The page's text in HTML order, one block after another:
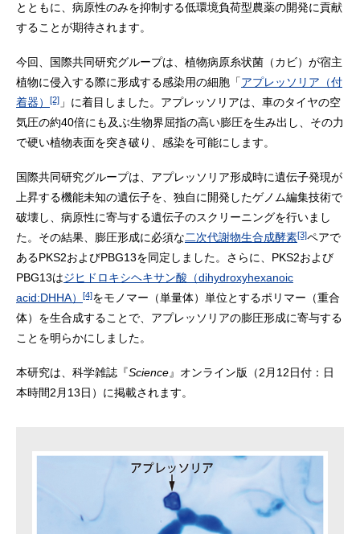
とともに、病原性のみを抑制する低環境負荷型農薬の開発に貢献
することが期待されます。
今回、国際共同研究グループは、植物病原糸状菌（カビ）が宿主
植物に侵入する際に形成する感染用の細胞「アプレッソリア（付
着器）
[2] 」に着目しました。アプレッソリアは、車のタイヤの空
気圧の約40倍にも及ぶ生物界屈指の高い膨圧を生み出し、その力
で硬い植物表面を突き破り、感染を可能にします。
国際共同研究グループは、アプレッソリア形成時に遺伝子発現が
上昇する機能未知の遺伝子を、独自に開発したゲノム編集技術で
破壊し、病原性に寄与する遺伝子のスクリーニングを行いまし
た。その結果、膨圧形成に必須な二次代謝物生合成酵素[3]ペアで
あるPKS2およびPBG13を同定しました。さらに、PKS2および
PBG13はジヒドロキシヘキサン酸（dihydroxyhexanoic
acid:DHHA）
[4]をモノマー（単量体）単位とするポリマー（重合
体）を生合成することで、アプレッソリアの膨圧形成に寄与する
ことを明らかにしました。
本研究は、科学雑誌『Science』オンライン版（2月12日付：日
本時間2月13日）に掲載されます。